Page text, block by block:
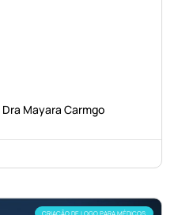
Mayara Carmgo
CRIAÇÃO DE LOGO PARA MÉDICOS